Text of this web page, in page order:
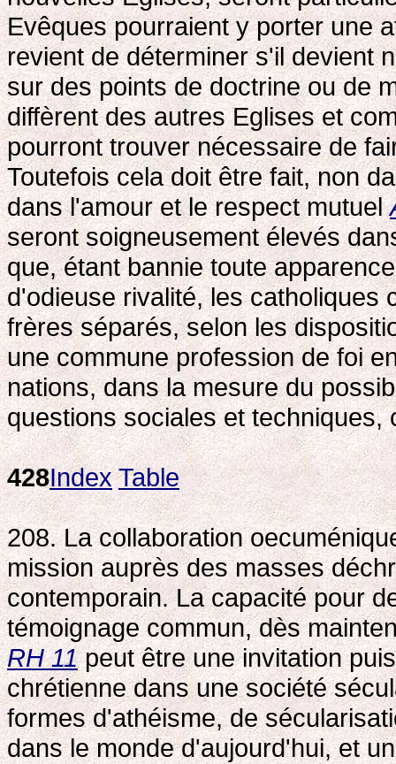
Evêques pourraient y porter une
revient de déterminer s'il devient
sur des points de doctrine ou de
diffèrent des autres Eglises et
pourront trouver nécessaire de
Toutefois cela doit être fait, non
dans l'amour et le respect mutuel
seront soigneusement élevés
que, étant bannie toute
d'odieuse rivalité, les catholiques
frères séparés, selon les
une commune profession de foi
nations, dans la mesure du
questions sociales et
428Index Table
208. La collaboration
mission auprès des masses
contemporain. La capacité pour
témoignage commun, dès
RH 11peut être une invitation
chrétienne dans une société
formes d'athéisme, de
dans le monde d'aujourd'hui, et